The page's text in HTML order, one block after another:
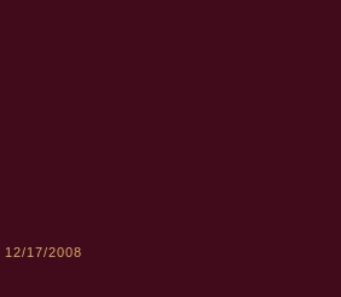
12/17/2008